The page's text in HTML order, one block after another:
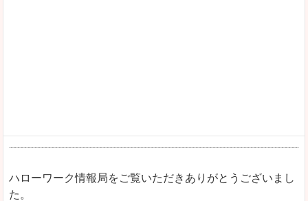
ハローワーク情報局をご覧いただきありがとうございまし
た。